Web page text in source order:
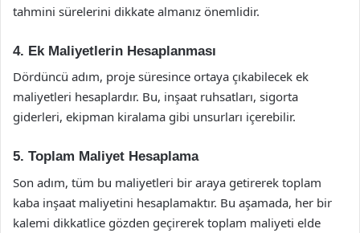
tahmini sürelerini dikkate almanız önemlidir.
4. Ek Maliyetlerin Hesaplanması
Dördüncü adım, proje süresince ortaya çıkabilecek ek
maliyetleri hesaplardır. Bu, inşaat ruhsatları, sigorta
giderleri, ekipman kiralama gibi unsurları içerebilir.
5. Toplam Maliyet Hesaplama
Son adım, tüm bu maliyetleri bir araya getirerek toplam
kaba inşaat maliyetini hesaplamaktır. Bu aşamada, her bir
kalemi dikkatlice gözden geçirerek toplam maliyeti elde